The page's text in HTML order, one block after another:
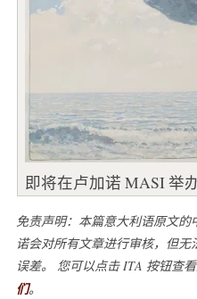
即将在卢加诺 MASI 举
免责声明：本篇意大利语原文
诺会对所有文章进行审核，但
误差。 您可以点击 ITA 按钮查
们。